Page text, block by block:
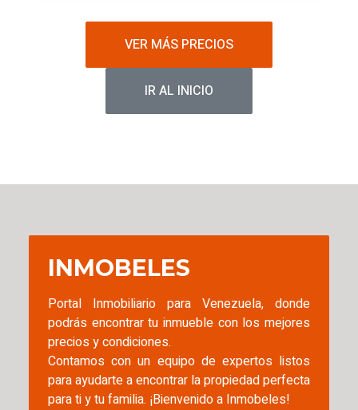
VER MÁS PRECIOS
IR AL INICIO
INMOBELES
Portal Inmobiliario para Venezuela, donde
podrás encontrar tu inmueble con los mejores
precios y condiciones.
Contamos con un equipo de expertos listos
para ayudarte a encontrar la propiedad perfecta
para ti y tu familia. ¡Bienvenido a Inmobeles!